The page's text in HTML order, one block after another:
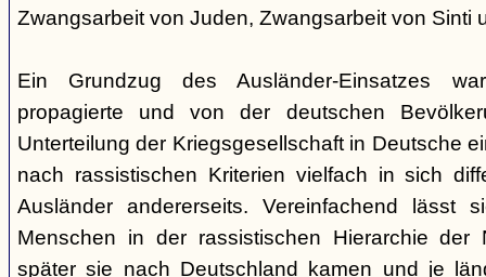
Zwangsarbeit von Juden, Zwangsarbeit von Sinti
Ein Grundzug des Ausländer-Einsatzes
propagierte und von der deutschen
Unterteilung der Kriegsgesellschaft in Deutsche
nach rassistischen Kriterien vielfach in sich
Ausländer andererseits. Vereinfachend lässt
Menschen in der rassistischen Hierarchie der
später sie nach Deutschland kamen und je